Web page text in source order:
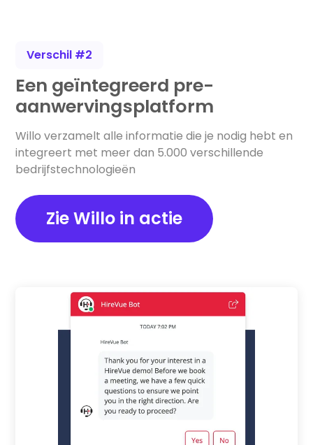
Verschil #2
Een geïntegreerd pre-
aanwervingsplatform
Willo verzamelt alle informatie die je nodig hebt en
integreert met meer dan 5.000 verschillende
bedrijfstechnologieën
Zie Willo in actie